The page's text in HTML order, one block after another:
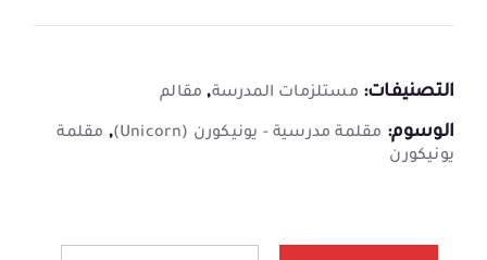
التصنيفات: مستلزمات المدرسة, مقالم
الوسوم: مقلمة مدرسية - يونيكورن (Unicorn) , مقلمة
يونيكورن